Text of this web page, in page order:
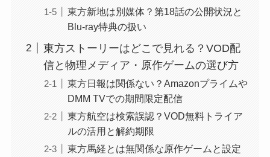
東方新地は別媒体？第18話の公開状況と
Blu-ray特典の扱い
東方ストーリーはどこで見れる？VOD配
信と物理メディア・原作ゲームの選び方
東方日報は関係ない？Amazonプライムや
DMM TVでの期間限定配信
東方航空は検索誤認？VOD無料トライア
ルの活用と解約期限
東方馬経とは無関係な原作ゲームと設定